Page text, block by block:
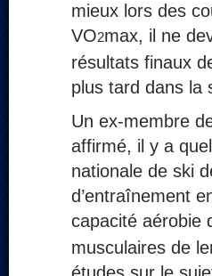
mieux lors des
VO2max, il ne
résultats finaux
plus tard dans la
Un ex-membre
affirmé, il y a
nationale de ski
d’entraînement
capacité aérobie
musculaires de